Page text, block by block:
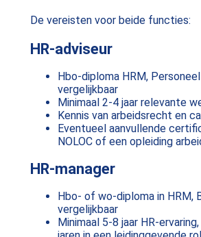
De vereisten voor beide functies:
HR-adviseur
Hbo-diploma HRM,
vergelijkbaar
Minimaal 2-4 jaar relevante
Kennis van arbeidsrecht en
Eventueel aanvullende
NOLOC of een opleiding
HR-manager
Hbo- of wo-diploma in HRM,
vergelijkbaar
Minimaal 5-8 jaar HR-